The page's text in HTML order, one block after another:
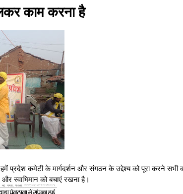
काम करना है
प्रदेश कमेटी के मार्गदर्शन और संगठन के उद्देश्य को पूरा करने सभी
स्वाभिमान को बचाएं रखना है।